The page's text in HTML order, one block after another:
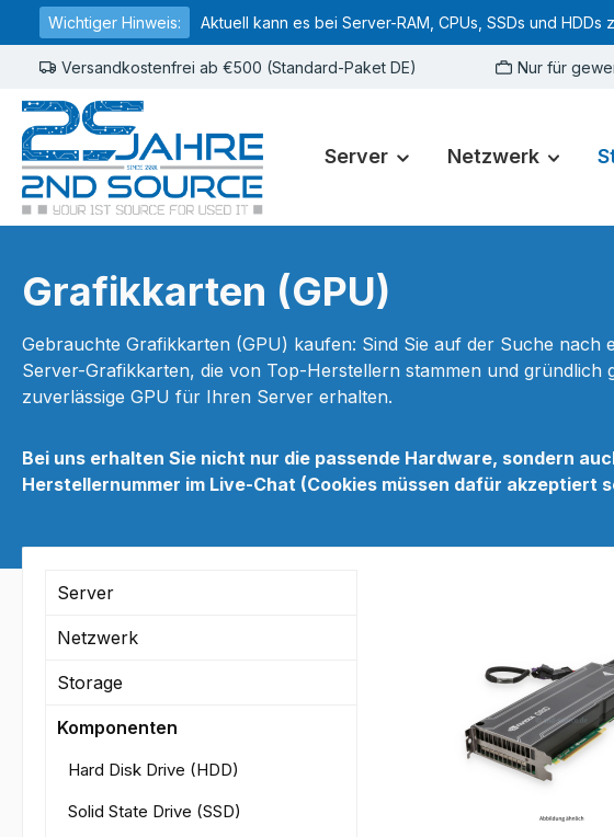
Zur Hauptnavigation springen
Wichtiger Hinweis: Aktuell kann es bei Server-RAM, CPUs, SSDs und
Versandkostenfrei ab €500 (Standard-Paket DE) Nur für
Server Netzwerk
Grafikkarten (GPU)
Gebrauchte Grafikkarten (GPU) kaufen: Sind Sie auf der Suche
Server-Grafikkarten, die von Top-Herstellern stammen und gründlich
zuverlässige GPU für Ihren Server erhalten.
Bei uns erhalten Sie nicht nur die passende Hardware, sondern
Herstellernummer im Live-Chat (Cookies müssen dafür akzeptiert
Server
Netzwerk
Storage
Komponenten
Hard Disk Drive (HDD)
Solid State Drive (SSD)